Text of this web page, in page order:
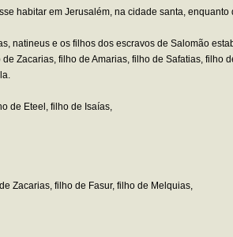
habitar em Jerusalém, na cidade santa,
e os filhos dos escravos de Salomão
Zacarias, filho de Amarias, filho de Safatias, filho
de Eteel, filho de Isaías,
Zacarias, filho de Fasur, filho de Melquias,